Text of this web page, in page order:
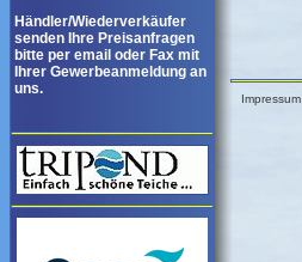
Händler/Wiederverkäufer
senden Ihre Preisanfragen
bitte per email oder Fax mit
Ihrer Gewerbeanmeldung an
uns.
Impressum